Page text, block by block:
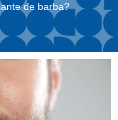
de barba?